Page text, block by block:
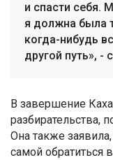
и спасти себя.
я должна была
когда-нибудь
другой путь», -
В завершение
разбирательства,
Она также
самой обратиться